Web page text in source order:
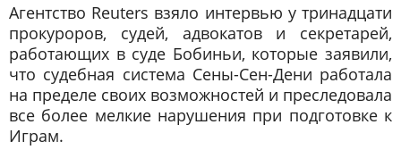
Агентство Reuters взяло интервью у тринадцати
прокуроров, судей, адвокатов и секретарей,
работающих в суде Бобиньи, которые заявили,
что судебная система Сены-Сен-Дени работала
на пределе своих возможностей и преследовала
все более мелкие нарушения при подготовке к
Играм.